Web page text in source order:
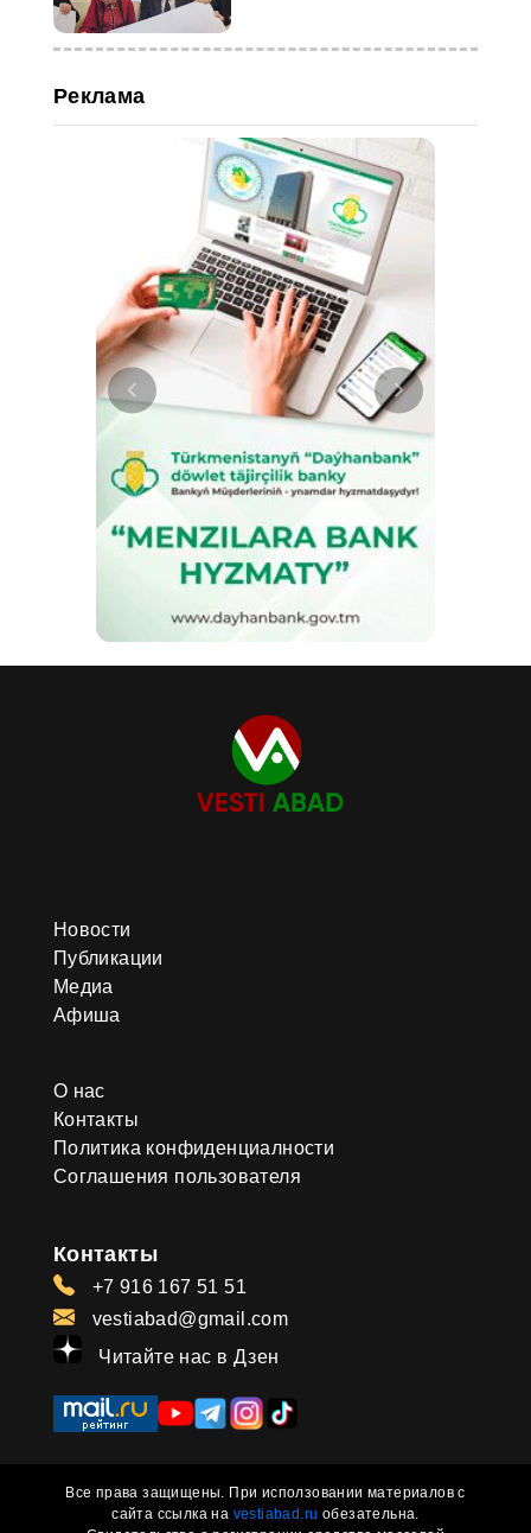
Реклама
Новости
Публикации
Медиа
Афиша
О нас
Контакты
Политика конфиденциалности
Соглашения пользователя
Контакты
+7 916 167 51 51
vestiabad@gmail.com
Читайте нас в Дзен
Все права защищены. При исползовании материалов с
сайта ссылка на vestiabad.ru обезательна.